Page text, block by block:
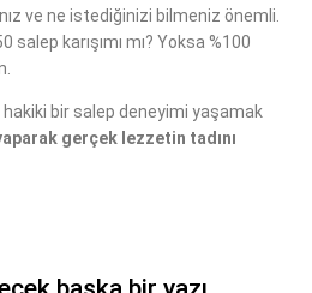
ve ne istediğinizi bilmeniz önemli.
salep karışımı mı? Yoksa %100
hakiki bir salep deneyimi yaşamak
gerçek lezzetin tadını